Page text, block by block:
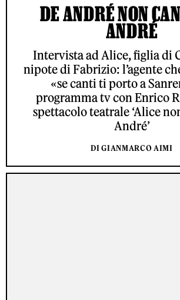
DE ANDRÉ NON
ANDRÉ
Intervista ad Alice, figlia di
nipote di Fabrizio: l’agente
«se canti ti porto a
programma tv con Enrico
spettacolo teatrale ‘Alice
André’
DI GIANMARCO AIMI